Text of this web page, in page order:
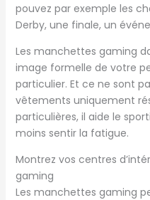
pouvez par exemple les
Derby, une finale, un
Les manchettes gaming
image formelle de votre
particulier. Et ce ne sont
vêtements uniquement
particulières, il aide le
moins sentir la fatigue.
Montrez vos centres
gaming
Les manchettes gaming